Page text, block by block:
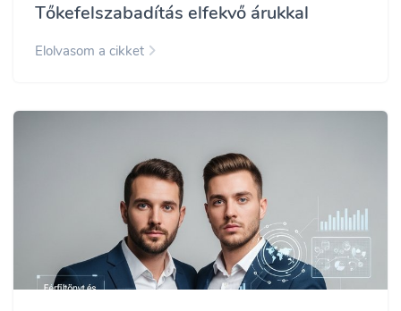
Tőkefelszabadítás elfekvő árukkal
Elolvasom a cikket